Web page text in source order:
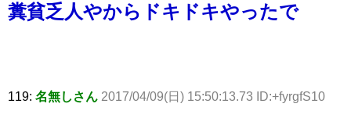
糞貧乏人やからドキドキやったで
119: 名無しさん 2017/04/09(日) 15:50:13.73 ID:+fyrgfS10